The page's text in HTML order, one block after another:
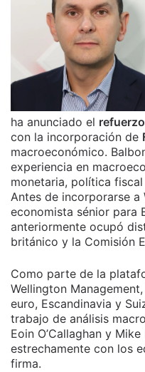
ha anunciado el
con la incorporación de
macroeconómico.
experiencia en
monetaria, política
Antes de incorporarse a
economista sénior para
anteriormente ocupó
británico y la Comisión
Como parte de la
Wellington
euro, Escandinavia y
trabajo de análisis
Eoin O’Callaghan y
estrechamente con los
firma.